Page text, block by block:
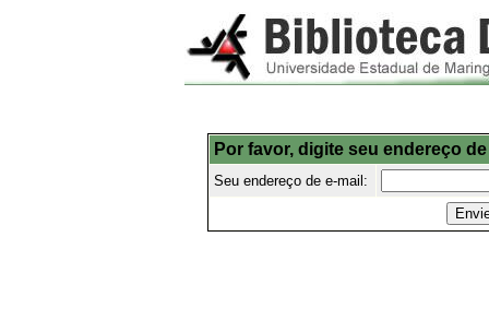
Por favor, digite seu endereço
Seu endereço de e-mail: